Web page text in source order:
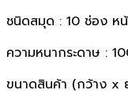
ชนิดสมุด : 10 ช่อง ห
ความหนากระดาษ :
ขนาดสินค้า (กว้าง x